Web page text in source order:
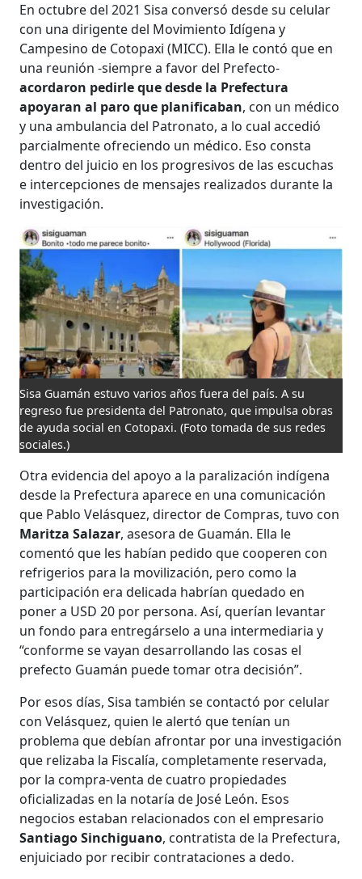
En octubre del 2021 Sisa conversó desde su celular
con una dirigente del Movimiento Idígena y
Campesino de Cotopaxi (MICC). Ella le contó que en
una reunión -siempre a favor del Prefecto-
acordaron pedirle que desde la Prefectura
apoyaran al paro que planificaban, con un médico
y una ambulancia del Patronato, a lo cual accedió
parcialmente ofreciendo un médico. Eso consta
dentro del juicio en los progresivos de las escuchas
e intercepciones de mensajes realizados durante la
investigación.
Sisa Guamán estuvo varios años fuera del país. A su
regreso fue presidenta del Patronato, que impulsa obras
de ayuda social en Cotopaxi.(Foto tomada de sus redes
sociales.)
Otra evidencia del apoyo a la paralización indígena
desde la Prefectura aparece en una comunicación
que Pablo Velásquez, director de Compras, tuvo con
Maritza Salazar, asesora de Guamán. Ella le
comentó que les habían pedido que cooperen con
refrigerios para la movilización, pero como la
participación era delicada habrían quedado en
poner a USD 20 por persona. Así, querían levantar
un fondo para entregárselo a una intermediaria y
“conforme se vayan desarrollando las cosas el
prefecto Guamán puede tomar otra decisión”.
Por esos días, Sisa también se contactó por celular
con Velásquez, quien le alertó que tenían un
problema que debían afrontar por una investigación
que relizaba la Fiscalía, completamente reservada,
por la compra-venta de cuatro propiedades
oficializadas en la notaría de José León. Esos
negocios estaban relacionados con el empresario
Santiago Sinchiguano, contratista de la Prefectura,
enjuiciado por recibir contrataciones a dedo.